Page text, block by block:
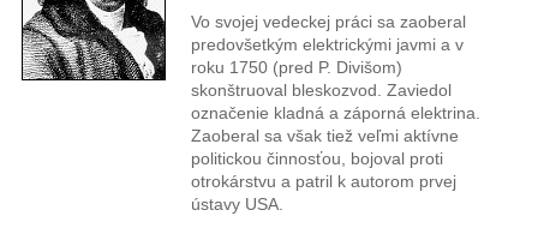
Vo svojej vedeckej práci sa zaoberal
predovšetkým elektrickými javmi a v
roku 1750 (pred P. Divišom)
skonštruoval bleskozvod. Zaviedol
označenie kladná a záporná elektrina.
Zaoberal sa však tiež veľmi aktívne
politickou činnosťou, bojoval proti
otrokárstvu a patril k autorom prvej
ústavy USA.